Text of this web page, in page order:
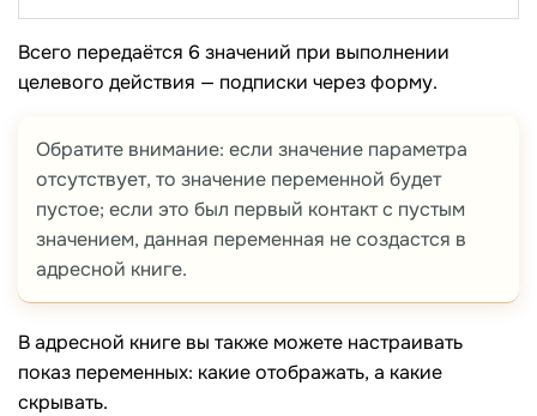
Всего передаётся 6 значений при выполнении
целевого действия — подписки через форму.
Обратите внимание: eсли значение параметра
отсутствует, то значение переменной будет
пустое; eсли это был первый контакт с пустым
значением, данная переменная не создастся в
адресной книге.
В адресной книге вы также можете настраивать
показ переменных: какие отображать, а какие
скрывать.